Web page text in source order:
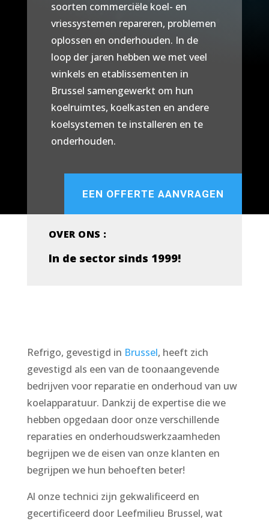
soorten commerciële koel- en
vriessystemen repareren, problemen
oplossen en onderhouden. In de
loop der jaren hebben we met veel
winkels en etablissementen in
Brussel samengewerkt om hun
koelruimtes, koelkasten en andere
koelsystemen te installeren en te
onderhouden.
EEN OFFERTE AANVRAGEN
OVER ONS :
In de sector sinds 1999!
Refrigo, gevestigd in Brussel, heeft zich
gevestigd als een van de toonaangevende
bedrijven voor reparatie en onderhoud van uw
koelapparatuur. Dankzij de expertise die we
hebben opgedaan door onze verschillende
reparaties en onderhoudswerkzaamheden
begrijpen we de eisen van onze klanten en
begrijpen we hun behoeften beter!
Al onze technici zijn gekwalificeerd en
gecertificeerd door Leefmilieu Brussel, wat